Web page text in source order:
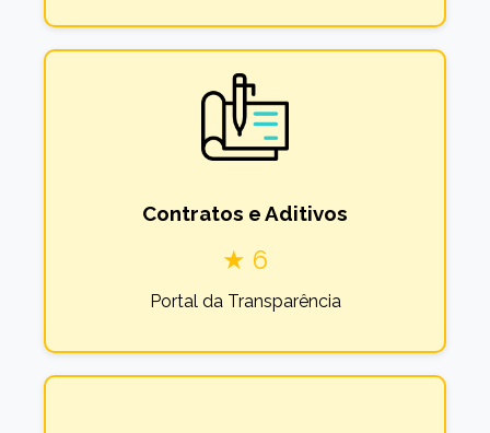
Contratos e Aditivos
★ 6
Portal da Transparência